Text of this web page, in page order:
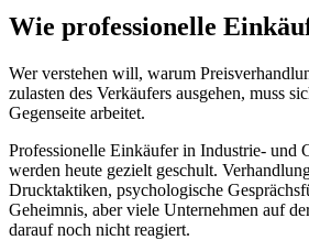
Wie professionelle
Wer verstehen will, warum
zulasten des Verkäufers ausgehen, muss
Gegenseite arbeitet.
Professionelle Einkäufer in Industrie- und
werden heute gezielt geschult.
Drucktaktiken, psychologische
Geheimnis, aber viele Unternehmen auf
darauf noch nicht reagiert.